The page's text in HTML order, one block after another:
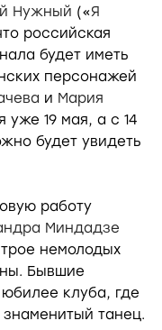
Нужный («Я
российская
будет иметь
персонажей
и Мария
уже 19 мая, а с 14
будет увидеть
работу
Миндадзе
немолодых
Бывшие
клуба, где
танец.